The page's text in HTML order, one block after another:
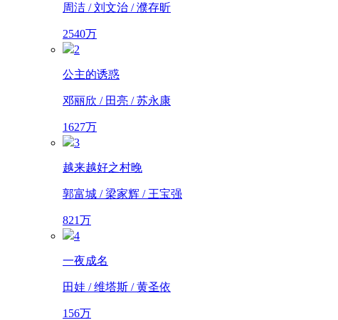
周洁 / 刘文治 / 濮存昕
2540万
2
公主的诱惑
邓丽欣 / 田亮 / 苏永康
1627万
3
越来越好之村晚
郭富城 / 梁家辉 / 王宝强
821万
4
一夜成名
田娃 / 维塔斯 / 黄圣依
156万